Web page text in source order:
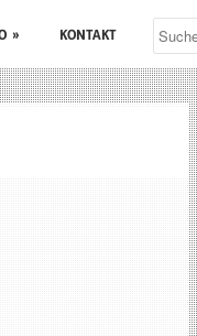
» KONTAKT